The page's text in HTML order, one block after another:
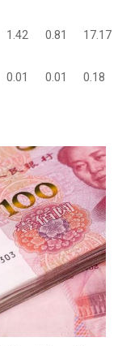
1.42 0.81 17.17
0.01 0.01 0.18